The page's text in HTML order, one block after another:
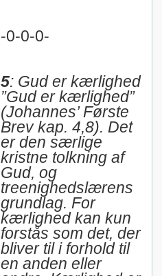
-0-0-0-
5: Gud er kærlighed
”Gud er kærlighed”
(Johannes’ Første
Brev kap. 4,8). Det
er den særlige
kristne tolkning af
Gud, og
treenighedslærens
grundlag. For
kærlighed kan kun
forstås som det, der
bliver til i forhold til
en anden eller